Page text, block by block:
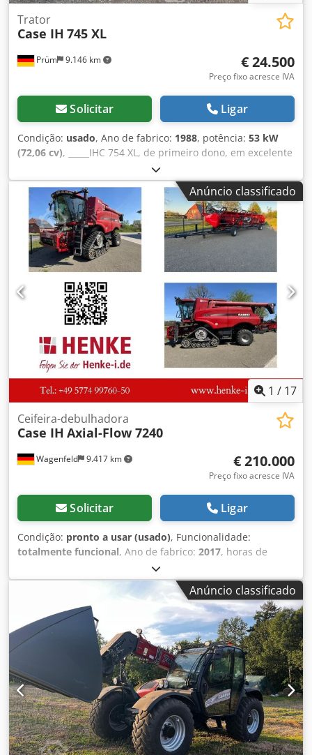
Prüm 9.146 km
Trator
Case IH 745 XL
€ 24.500
Preço fixo acresce IVA
Solicitar Ligar
Condição: usado, Ano de fabrico: 1988, potência: 53 kW
(72,06 cv), _____IHC 754 XL, de primeiro dono, em excelente
estado. Horas de utilização: aproximadamente 8.600. Ano
de fabricação: 1988. Elevação dianteira. Tomada de força
dianteira. Caixa de velocidades de 30 km/h. Preço:
24.500,00 euros, sem IVA. Localização: [informação
ausente]. Cedpfx Aozdmutofuerf
Anúncio classificado
1 / 17
Wagenfeld 9.417 km
Ceifeira-debulhadora
Case IH Axial-Flow 7240
€ 210.000
Preço fixo acresce IVA
Solicitar Ligar
Condição: pronto a usar (usado), Funcionalidade:
totalmente funcional, Ano de fabrico: 2017, horas de
, potência:
de combustível:diesel, velocidade máxima:30 km/h,
07/2017, próxima inspeção (TÜV):
, tamanho do pneu traseiro:500/85 R24, número
da máquina/veículo:
YHG233775, Equipamento:
acoplamento de reboque, ar condicionado, cabina,
cortador de colza, iluminação, Em nome de um titular
autorizado, oferecemos o seguinte artigo usado para
venda: Colheitadeira Case-IH AF 7240 com rotor ST Número
de chassis: YHG233775 Rotor ST longitudinal Versão de 30
km/h 6 cilindros Potência: 366 kW (497 cv) Rodas
dianteiras: esteira de borracha suspensa 610mm Rodas
traseiras: 500/85 R24 Pacote de faróis de trabalho HID
Anúncio classificado